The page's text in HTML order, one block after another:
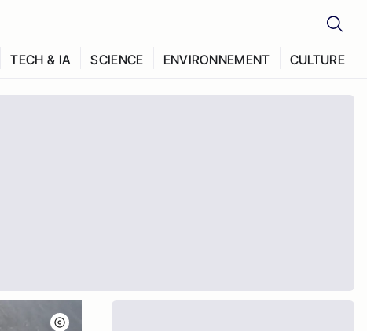
TECH & IA SCIENCE ENVIRONNEMENT CULTURE